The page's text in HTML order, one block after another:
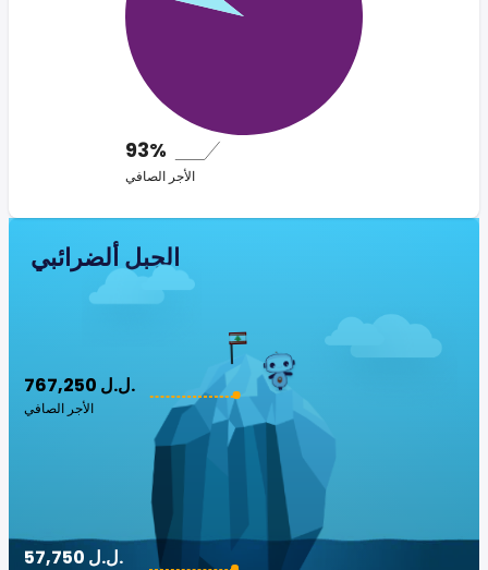
93%
الأجر الصافي
الجبل ألضرائبي
767,250 ل.ل.‎
الأجر الصافي
57,750 ل.ل.‎